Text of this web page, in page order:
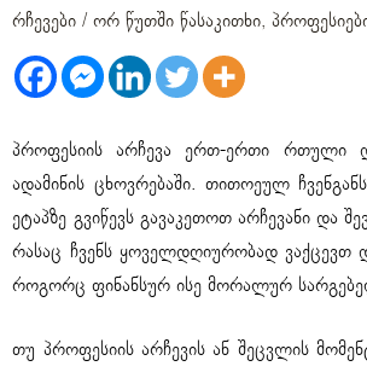
რჩევები /ორ წუთში წასაკითხი,
პროფესიის არჩევა ერთ-ერთი რთული
ადამინის ცხოვრებაში. თითოეულ
ეტაპზე გვიწევს გავაკეთოთ არჩევანი და
რასაც ჩვენს ყოველდღიურობად ვაქცევთ
როგორც ფინანსურ ისე მორალურ
თუ პროფესიის არჩევის ან შეცვლის